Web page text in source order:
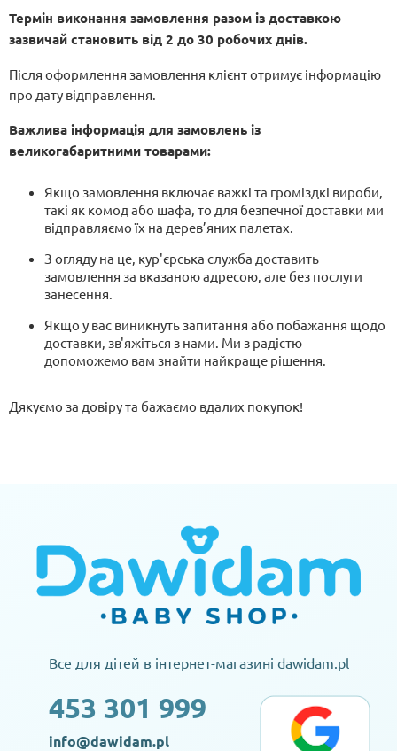
Термін виконання замовлення разом із доставкою
зазвичай становить від 2 до 30 робочих днів.
Після оформлення замовлення клієнт отримує інформацію
про дату відправлення.
Важлива інформація для замовлень із
великогабаритними товарами:
Якщо замовлення включає важкі та громіздкі вироби,
такі як комод або шафа, то для безпечної доставки ми
відправляємо їх на дерев’яних палетах.
З огляду на це, кур'єрська служба доставить
замовлення за вказаною адресою, але без послуги
занесення.
Якщо у вас виникнуть запитання або побажання щодо
доставки, зв'яжіться з нами. Ми з радістю
допоможемо вам знайти найкраще рішення.
Дякуємо за довіру та бажаємо вдалих покупок!
Все для дітей в інтернет-магазині dawidam.pl
453 301 999
info@dawidam.pl